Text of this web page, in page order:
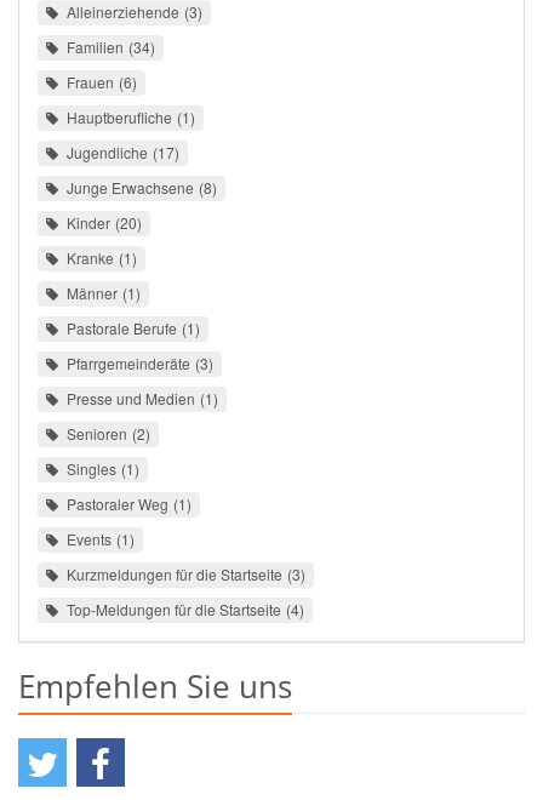
Alleinerziehende 3
Familien 34
Frauen 6
Hauptberufliche 1
Jugendliche 17
Junge Erwachsene 8
Kinder 20
Kranke 1
Männer 1
Pastorale Berufe 1
Pfarrgemeinderäte 3
Presse und Medien 1
Senioren 2
Singles 1
Pastoraler Weg 1
Events 1
Kurzmeldungen für die Startseite 3
Top-Meldungen für die Startseite 4
Empfehlen Sie uns